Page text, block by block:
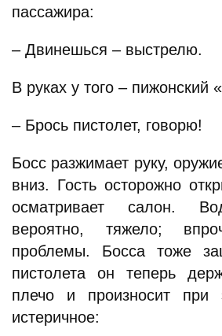
пассажира:
– Двинешься – выстрелю.
В руках у того – пижонский
– Брось пистолет, говорю!
Босс разжимает руку,
вниз. Гость осторожно
осматривает салон.
вероятно, тяжело;
проблемы. Босса тоже
пистолета он теперь
плечо и произносит при
истеричное: